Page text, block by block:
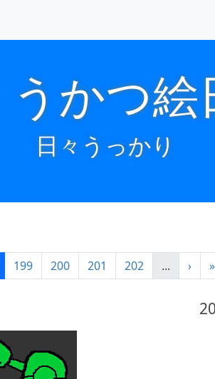
かつ絵
日々うっかり
199 200 201 202 ... › »